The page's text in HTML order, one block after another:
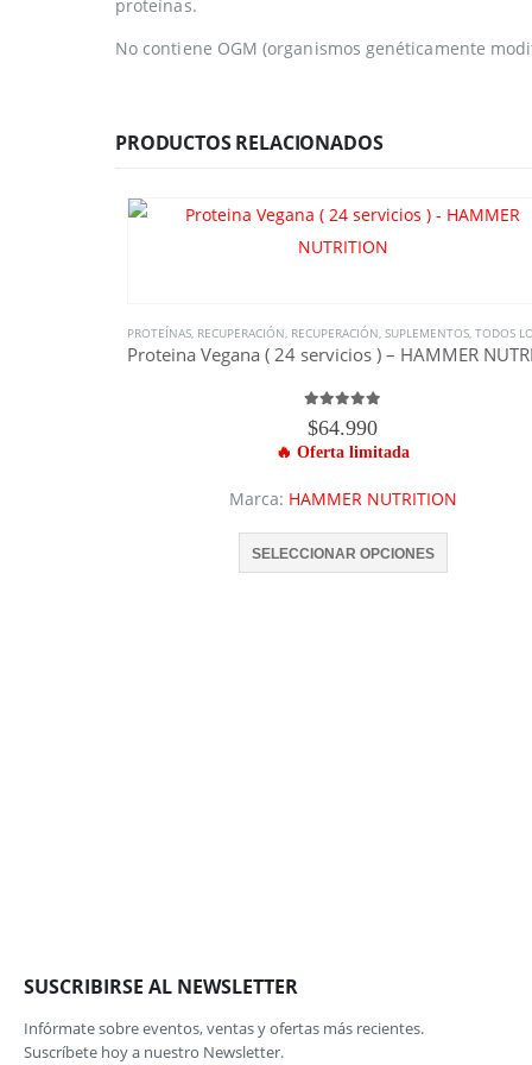
proteínas.
No contiene OGM (organismos genéticamente
PRODUCTOS RELACIONADOS
PROTEÍNAS, RECUPERACIÓN, RECUPERACIÓN, SUPLEMENTOS, TODOS LOS
5.00
$64.990
Marca: HAMMER NUTRITION
SELECCIONAR OPCIONES
Este producto tiene múltiples variantes. Las opciones se pueden elegir en la página de producto
SUSCRIBIRSE AL NEWSLETTER
Infórmate sobre eventos, ventas y ofertas más recientes.
Suscríbete hoy a nuestro Newsletter.